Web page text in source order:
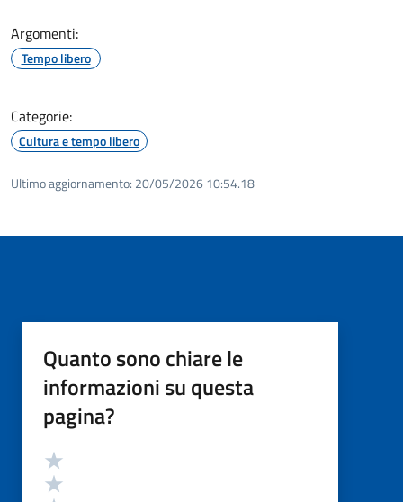
Argomenti:
Tempo libero
Categorie:
Cultura e tempo libero
Ultimo aggiornamento: 20/05/2026 10:54.18
Quanto sono chiare le
informazioni su questa
pagina?
Valutazione